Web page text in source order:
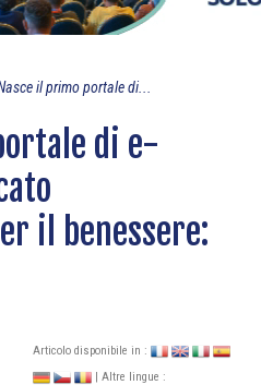
il primo portale di...
di e-
il benessere:
Articolo disponibile in :
| Altre lingue :